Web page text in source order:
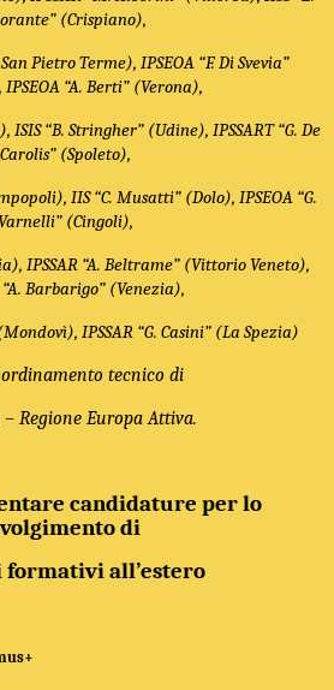
(Crispiano),
Pietro Terme), IPSEOA “F. Di Svevia”
“A. Berti” (Verona),
“B. Stringher” (Udine), IPSSART “G. De
Carolis” (Spoleto),
IIS “C. Musatti” (Dolo), IPSEOA “G.
(Cingoli),
IPSSAR “A. Beltrame” (Vittorio Veneto),
“A. Barbarigo” (Venezia),
IPSSAR “G. Casini” (La Spezia)
tecnico di
– Regione Europa Attiva.
candidature per lo
di
all’estero